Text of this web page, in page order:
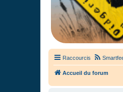
Raccourcis
Accueil du forum